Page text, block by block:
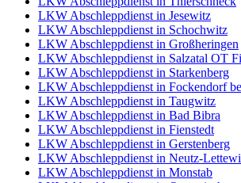
LKW Abschleppdienst in Jesewitz
LKW Abschleppdienst in Schochwitz
LKW Abschleppdienst in Großheringen
LKW Abschleppdienst in Salzatal OT
LKW Abschleppdienst in Starkenberg
LKW Abschleppdienst in Fockendorf
LKW Abschleppdienst in Taugwitz
LKW Abschleppdienst in Bad Bibra
LKW Abschleppdienst in Fienstedt
LKW Abschleppdienst in Gerstenberg
LKW Abschleppdienst in Neutz-
LKW Abschleppdienst in Monstab